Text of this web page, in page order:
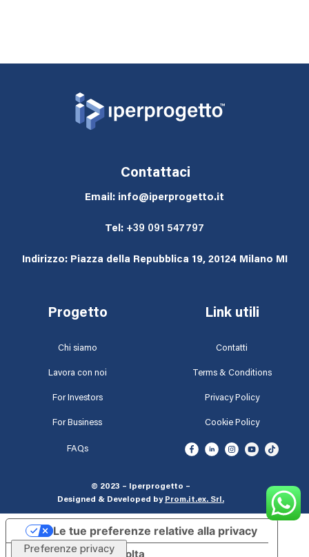
Contattaci
Email: info@iperprogetto.it
Tel: +39 091 547797
Indirizzo: Piazza della Repubblica 19, 20124 Milano MI
Progetto Link utili
Chi siamo Contatti
Lavora con noi Terms & Conditions
For Investors Privacy Policy
For Business Cookie Policy
FAQs
© 2023 – Iperprogetto –
Designed & Developed by Prom.it.ex. Srl .
Informativa sulla raccolta
Le tue preferenze relative alla privacy